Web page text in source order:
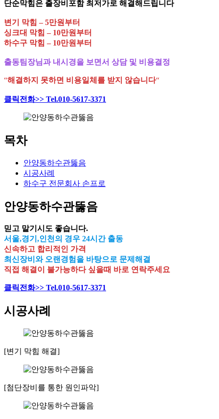
단순막힘은 출장비포함 최저가로 해결해드립니다
변기 막힘 – 5만원부터
싱크대 막힘 – 10만원부터
하수구 막힘 – 10만원부터
출동팀장님과 내시경을 보면서 상담 및 비용결정
“해결하지 못하면 비용일체를 받지 않습니다“
클릭전화>> Tel.010-5617-3371
목차
안양동하수관뚫음
시공사례
하수구 전문회사 손프로
안양동하수관뚫음
믿고 맡기시도 좋습니다.
서울,경기,인천의 경우 24시간 출동
신속하고 합리적인 가격
최신장비와 오랜경험을 바탕으로 문제해결
직접 해결이 불가능하다 싶을때 바로 연락주세요
클릭전화>> Tel.010-5617-3371
시공사례
[변기 막힘 해결]
[첨단장비를 통한 원인파악]